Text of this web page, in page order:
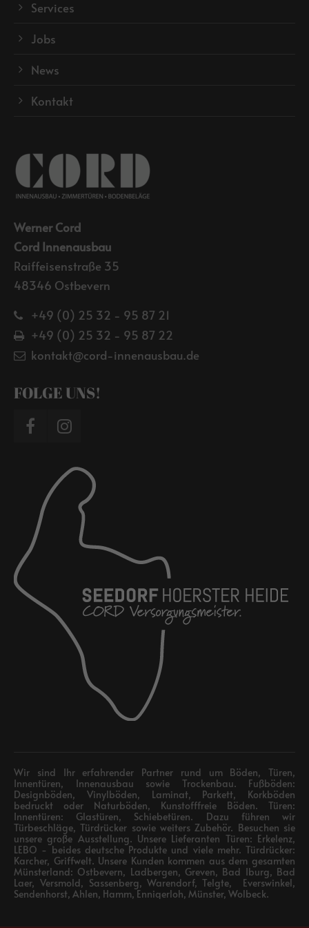
Services
Jobs
News
Kontakt
Werner Cord
Cord Innenausbau
Raiffeisenstraße 35
48346 Ostbevern
+49 (0) 25 32 - 95 87 21
+49 (0) 25 32 - 95 87 22
kontakt@cord-innenausbau.de
FOLGE UNS!
Wir sind Ihr erfahrender Partner rund um Böden, Türen,
Innentüren, Innenausbau sowie Trockenbau. Fußböden:
Designböden, Vinylböden, Laminat, Parkett, Korkböden
bedruckt oder Naturböden, Kunstofffreie Böden. Türen:
Innentüren: Glastüren, Schiebetüren. Dazu führen wir
Türbeschläge, Türdrücker sowie weiters Zubehör. Besuchen sie
unsere große Ausstellung. Unsere Lieferanten Türen: Erkelenz,
LEBO - beides deutsche Produkte und viele mehr. Türdrücker:
Karcher, Griffwelt. Unsere Kunden kommen aus dem gesamten
Münsterland: Ostbevern, Ladbergen, Greven, Bad Iburg, Bad
Laer, Versmold, Sassenberg, Warendorf, Telgte, Everswinkel,
Sendenhorst, Ahlen, Hamm, Ennigerloh, Münster, Wolbeck.